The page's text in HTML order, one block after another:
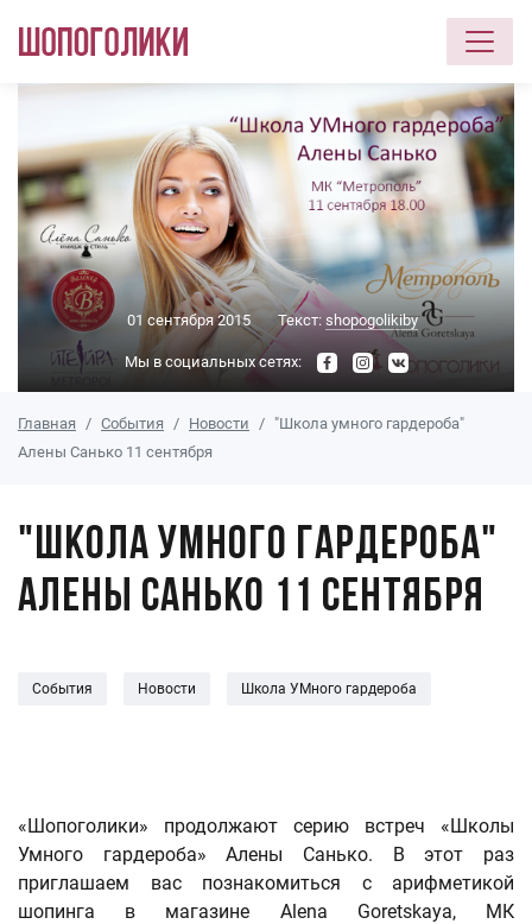
Перейти к основному содержанию
01 сентября 2015 Текст: shopogolikiby
Мы в социальных сетях:
Главная События Новости
"Школа умного гардероба"
Алены Санько 11 сентября
"Школа умного гардероба"
Алены Санько 11 сентября
События Новости Школа УМного гардероба
«Шопоголики» продолжают серию встреч «Школы
Умного гардероба» Алены Санько. В этот раз
приглашаем вас познакомиться с арифметикой
шопинга в магазине Alena Goretskaya, МК